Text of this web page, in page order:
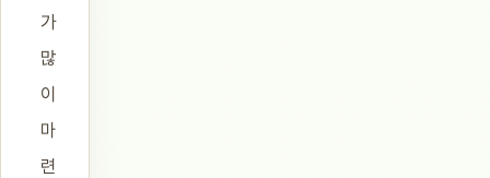
가
많
이
마
련